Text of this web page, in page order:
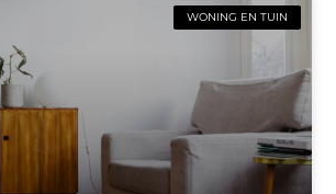
WONING EN TUIN